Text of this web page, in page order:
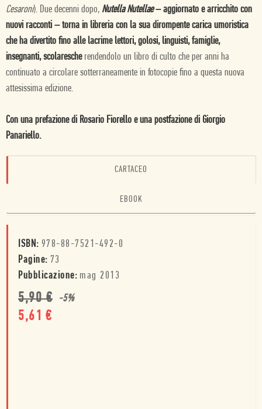
Cesaroni). Due decenni dopo, Nutella Nutellae– aggiornato e arricchito con
nuovi racconti – torna in libreria con la sua dirompente carica umoristica
che ha divertito fino alle lacrime lettori, golosi, linguisti, famiglie,
insegnanti, scolarescherendendolo un libro di culto che per anni ha
continuato a circolare sotterraneamente in fotocopie fino a questa nuova
attesissima edizione.
Con una prefazione di Rosario Fiorello e una postfazione di Giorgio
Panariello.
CARTACEO
EBOOK
ISBN: 978-88-7521-492-0
Pagine: 73
Pubblicazione: mag 2013
5,90€ -5%
5,61 €